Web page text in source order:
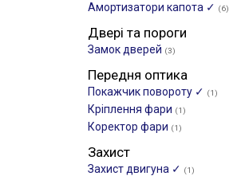
Амортизатори капота ✓ (6)
Двері та пороги
Замок дверей (3)
Передня оптика
Покажчик повороту ✓ (1)
Кріплення фари (1)
Коректор фари (1)
Захист
Захист двигуна ✓ (1)